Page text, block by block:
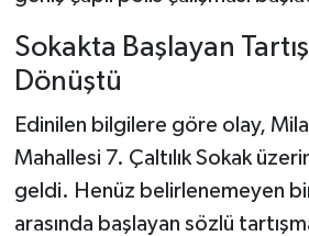
Sokakta Başlayan
Dönüştü
Edinilen bilgilere göre olay,
Mahallesi 7. Çaltılık Sokak
geldi. Henüz belirlenemeyen
arasında başlayan sözlü